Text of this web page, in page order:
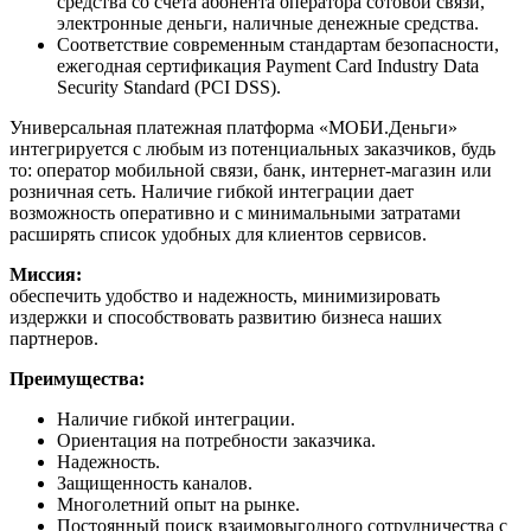
электронные деньги, наличные денежные средства.
Соответствие современным стандартам безопасности,
ежегодная сертификация Payment Card Industry Data
Security Standard (PCI DSS).
Универсальная платежная платформа «МОБИ.Деньги»
интегрируется с любым из потенциальных заказчиков, будь
то: оператор мобильной связи, банк, интернет-магазин или
розничная сеть. Наличие гибкой интеграции дает
возможность оперативно и с минимальными затратами
расширять список удобных для клиентов сервисов.
Миссия:
обеспечить удобство и надежность, минимизировать
издержки и способствовать развитию бизнеса наших
партнеров.
Преимущества:
Наличие гибкой интеграции.
Ориентация на потребности заказчика.
Надежность.
Защищенность каналов.
Многолетний опыт на рынке.
Постоянный поиск взаимовыгодного сотрудничества с